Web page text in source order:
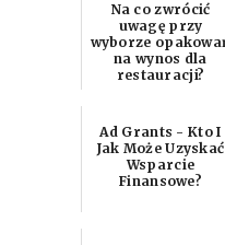
Na co zwrócić
uwagę przy
wyborze
na wynos dla
restauracji?
Ad Grants - Kto I
Jak Może Uzyskać
Wsparcie
Finansowe?